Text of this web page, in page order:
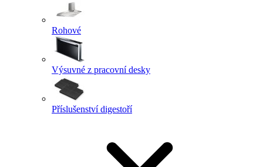
Rohové
Výsuvné z pracovní desky
Příslušenství digestoří